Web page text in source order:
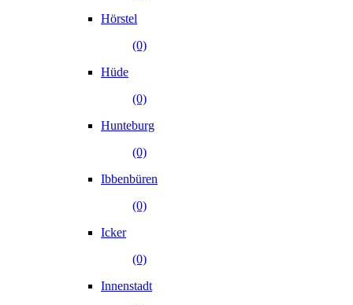
Hörstel
(0)
Hüde
(0)
Hunteburg
(0)
Ibbenbüren
(0)
Icker
(0)
Innenstadt